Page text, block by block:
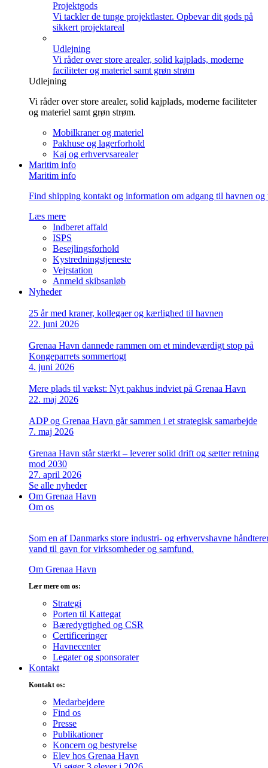
Projektgods
Vi tackler de tunge projektlaster. Opbevar dit gods på
sikkert projektareal
Udlejning
Vi råder over store arealer, solid kajplads, moderne
faciliteter og materiel samt grøn strøm
Udlejning
Vi råder over store arealer, solid kajplads, moderne faciliteter
og materiel samt grøn strøm.
Mobilkraner og materiel
Pakhuse og lagerforhold
Kaj og erhvervsarealer
Maritim info
Maritim info
Find shipping kontakt og information om adgang til havnen og
Læs mere
Indberet affald
ISPS
Besejlingsforhold
Kystredningstjeneste
Vejrstation
Anmeld skibsanløb
Nyheder
25 år med kraner, kollegaer og kærlighed til havnen
22. juni 2026
Grenaa Havn dannede rammen om et mindeværdigt stop på
Kongeparrets sommertogt
4. juni 2026
Mere plads til vækst: Nyt pakhus indviet på Grenaa Havn
22. maj 2026
ADP og Grenaa Havn går sammen i et strategisk samarbejde
7. maj 2026
Grenaa Havn står stærkt – leverer solid drift og sætter retning
mod 2030
27. april 2026
Se alle nyheder
Om Grenaa Havn
Om os
Som en af Danmarks store industri- og erhvervshavne
vand til gavn for virksomheder og samfund.
Om Grenaa Havn
Lær mere om os:
Strategi
Porten til Kattegat
Bæredygtighed og CSR
Certificeringer
Havnecenter
Legater og sponsorater
Kontakt
Kontakt os:
Medarbejdere
Find os
Presse
Publikationer
Koncern og bestyrelse
Elev hos Grenaa Havn